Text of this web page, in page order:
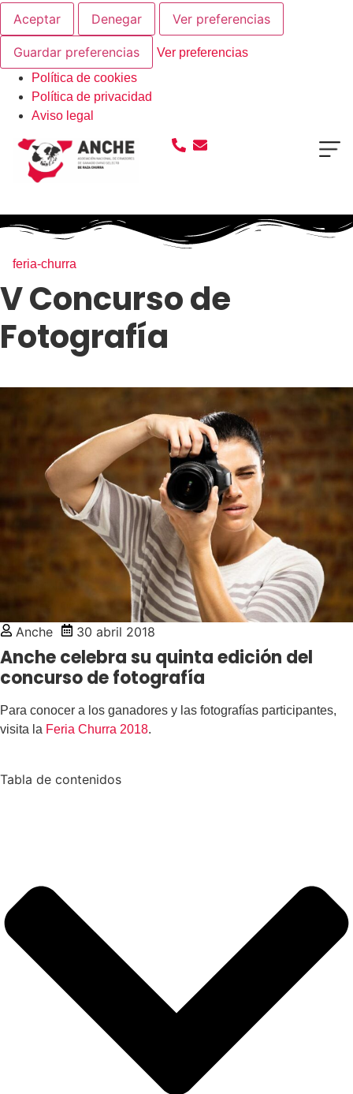
Aceptar Denegar Ver preferencias
Guardar preferencias
Ver preferencias
Política de cookies
Política de privacidad
Aviso legal
feria-churra
V Concurso de
Fotografía
Anche 30 abril 2018
Anche celebra su quinta edición del
concurso de fotografía
Para conocer a los ganadores y las fotografías participantes,
visita la Feria Churra 2018.
Tabla de contenidos